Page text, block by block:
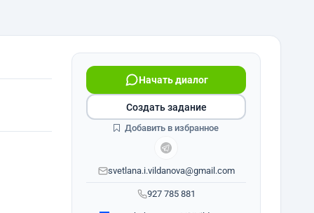
927 785 881
Начать диалог
svetlana.i.vildanova@gmail.com
Создать задание
Добавить в избранное